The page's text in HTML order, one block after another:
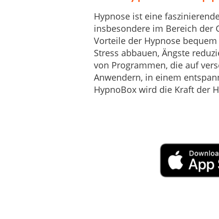
Hypnose ist eine
insbesondere im Bereich der
Vorteile der Hypnose
Stress abbauen, Ängste
von Programmen, die auf
Anwendern, in einem
HypnoBox wird die Kraft der